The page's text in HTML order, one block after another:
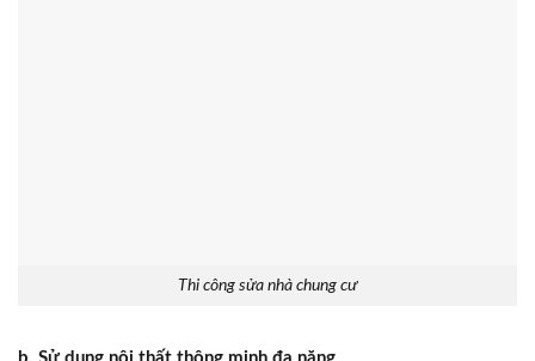
Thi công sửa nhà chung cư